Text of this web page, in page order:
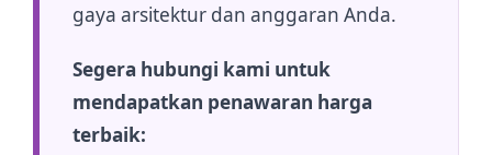
gaya arsitektur dan anggaran Anda.
Segera hubungi kami untuk
mendapatkan penawaran harga
terbaik: